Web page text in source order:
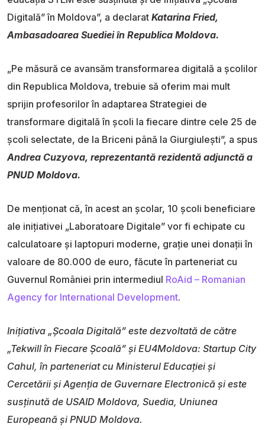
Digitală” în Moldova”, a declarat Katarina Fried,
Ambasadoarea Suediei în Republica Moldova.
„Pe măsură ce avansăm transformarea digitală a școlilor
din Republica Moldova, trebuie să oferim mai mult
sprijin profesorilor în adaptarea Strategiei de
transformare digitală în școli la fiecare dintre cele 25 de
școli selectate, de la Briceni până la Giurgiulești”, a spus
Andrea Cuzyova, reprezentantă rezidentă adjunctă a
PNUD Moldova.
De menționat că, în acest an școlar, 10 școli beneficiare
ale inițiativei „Laboratoare Digitale” vor fi echipate cu
calculatoare și laptopuri moderne, grație unei donații în
valoare de 80.000 de euro, făcute în parteneriat cu
Guvernul României prin intermediul RoAid – Romanian
Agency for International Development.
Inițiativa „Școala Digitală” este dezvoltată de către
„Tekwill în Fiecare Școală” și EU4Moldova: Startup City
Cahul, în parteneriat cu Ministerul Educației și
Cercetării și Agenția de Guvernare Electronică și este
susținută de USAID Moldova, Suedia, Uniunea
Europeană și PNUD Moldova.